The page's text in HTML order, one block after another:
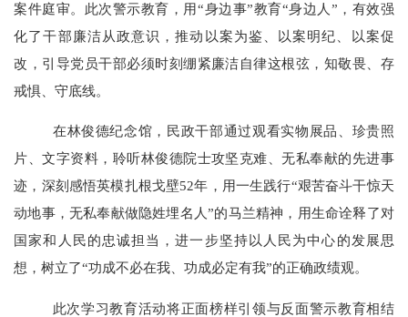
案件庭审。此次警示教育，用“身边事”教育“身边人”，有效强
化了干部廉洁从政意识，推动以案为鉴、以案明纪、以案促
改，引导党员干部必须时刻绷紧廉洁自律这根弦，知敬畏、存
戒惧、守底线。
在林俊德纪念馆 ，民政干部通过观看实物展品、珍贵照
片、文字资料，聆听林俊德院士攻坚克难、无私奉献的先进事
迹， 深刻感悟英模扎根戈壁52年，用一生践行“艰苦奋斗干惊天
动地事，无私奉献做隐姓埋名人”的马兰精神，用生命诠释了对
国家和人民的忠诚担当 ，进一步坚持以人民为中心的发展思
想，树立了“功成不必在我、功成必定有我”的正确政绩观。
此次学习教育活动将正面榜样引领与反面警示教育相结